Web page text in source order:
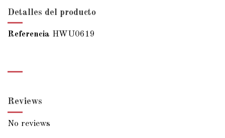
Detalles del producto
Referencia HWU0619
Reviews
No reviews